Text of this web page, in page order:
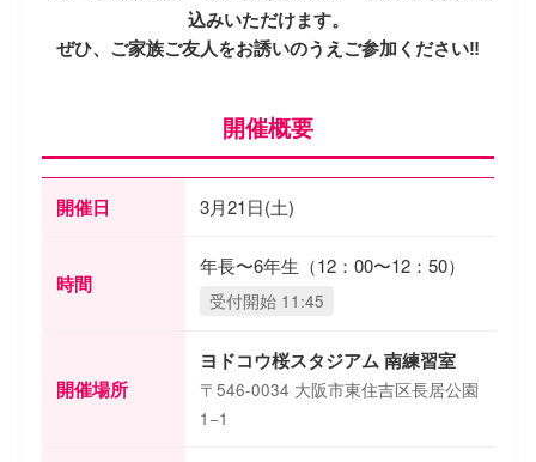
込みいただけます。
ぜひ、ご家族ご友人をお誘いのうえご参加ください‼︎
開催概要
開催日 3月21日(土)
時間
年長〜6年生（12：00〜12：50）
受付開始 11:45
開催場所
ヨドコウ桜スタジアム 南練習室
〒546-0034 大阪市東住吉区長居公園
1−1